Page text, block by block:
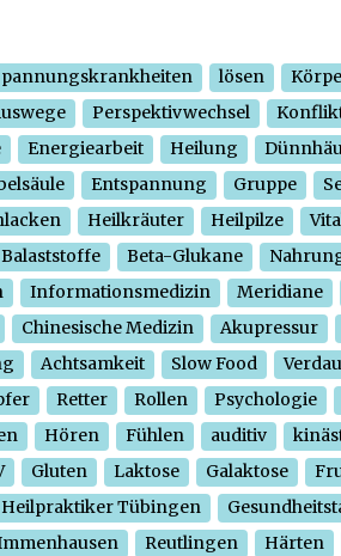
lösen
Perspektivwechsel
Energiearbeit Heilung
Entspannung Gruppe
Heilkräuter Heilpilze
Balaststoffe
Beta-Glukane
Informationsmedizin Meridiane
Chinesische Medizin
Akupressur
Achtsamkeit Slow Food
Retter Rollen Psychologie
Hören Fühlen auditiv
Gluten Laktose Galaktose
Heilpraktiker Tübingen
Reutlingen Härten